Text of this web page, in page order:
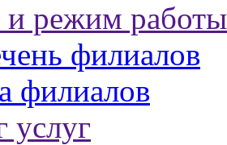
и режим работы
филиалов
филиалов
услуг